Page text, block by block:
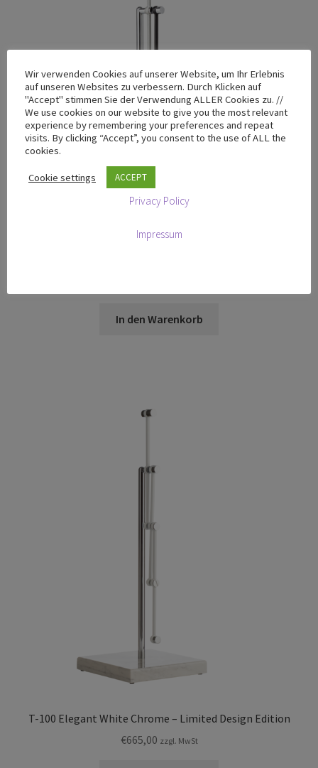
In den Warenkorb
T-100 Elegant White Chrome – Limited Design Edition
€665,00 zzgl. MwSt
Wir verwenden Cookies auf unserer Website, um Ihr Erlebnis
auf unseren Websites zu verbessern. Durch Klicken auf
"Accept" stimmen Sie der Verwendung ALLER Cookies zu. //
We use cookies on our website to give you the most relevant
experience by remembering your preferences and repeat
visits. By clicking “Accept”, you consent to the use of ALL the
cookies.
Cookie settings ACCEPT
Privacy Policy
Impressum